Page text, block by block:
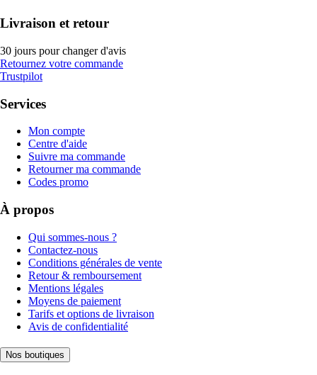
Livraison et retour
30 jours pour changer d'avis
Retournez votre commande
Trustpilot
Services
Mon compte
Centre d'aide
Suivre ma commande
Retourner ma commande
Codes promo
À propos
Qui sommes-nous ?
Contactez-nous
Conditions générales de vente
Retour & remboursement
Mentions légales
Moyens de paiement
Tarifs et options de livraison
Avis de confidentialité
Nos boutiques